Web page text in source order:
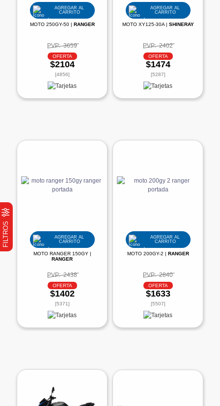
FILTROS
AGREGAR AL
CARRITO
MOTO 250GY-50 | RANGER
PVP: 3659
OFERTA
$2104
[4856]
AGREGAR AL
CARRITO
MOTO XY125-30A | SHINERAY
PVP: 2402
OFERTA
$1474
[5287]
AGREGAR AL
CARRITO
MOTO RANGER 150GY |
RANGER
PVP: 2438
OFERTA
$1402
[5371]
AGREGAR AL
CARRITO
MOTO 200GY-2 | RANGER
PVP: 2840
OFERTA
$1633
[5507]